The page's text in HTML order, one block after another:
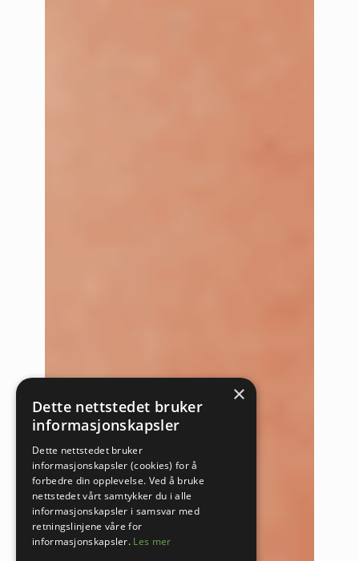
×
Dette nettstedet bruker
informasjonskapsler
Dette nettstedet bruker
informasjonskapsler (cookies) for å
forbedre din opplevelse. Ved å bruke
nettstedet vårt samtykker du i alle
informasjonskapsler i samsvar med
retningslinjene våre for
informasjonskapsler. Les mer